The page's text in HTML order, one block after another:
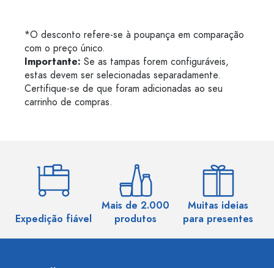
*O desconto refere-se à poupança em comparação
com o preço único.
Importante: Se as tampas forem configuráveis,
estas devem ser selecionadas separadamente.
Certifique-se de que foram adicionadas ao seu
carrinho de compras.
Expedição fiável
Mais de 2.000
produtos
Muitas ideias
para presentes